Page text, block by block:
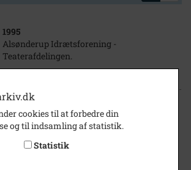
1995
Alsønderup Idrætsforening -
Teaterafdelingen.
1981- 1982
cookies til at forbedre din
og til indsamling af statistik.
Statistik